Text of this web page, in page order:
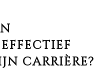
effectief
carrière?